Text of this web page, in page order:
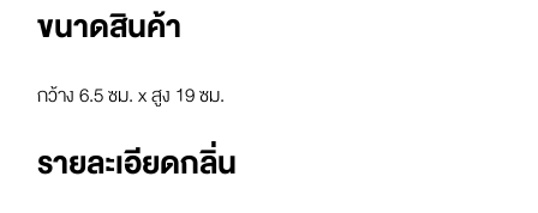
ขนาดสินค้า
กว้าง 6.5 ซม. x สูง 19 ซม.
รายละเอียดกลิ่น